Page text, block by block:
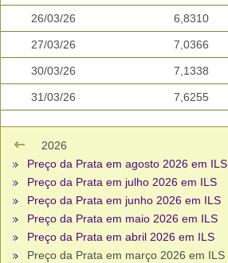
26/03/26 6,8310
27/03/26 7,0366
30/03/26 7,1338
31/03/26 7,6255
2026
Preço da Prata em agosto 2026 em ILS
Preço da Prata em julho 2026 em ILS
Preço da Prata em junho 2026 em ILS
Preço da Prata em maio 2026 em ILS
Preço da Prata em abril 2026 em ILS
Preço da Prata em março 2026 em ILS